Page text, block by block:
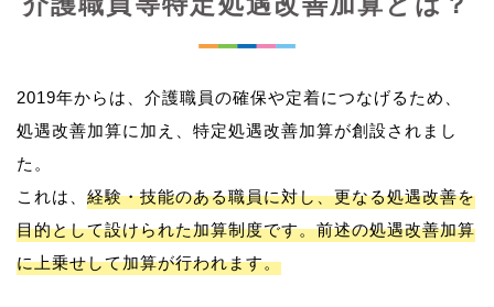
2019年からは、介護職員の確保や定着につなげるため、
処遇改善加算に加え、特定処遇改善加算が創設されまし
た。
これは、 経験・技能のある職員に対し、更なる処遇改善を
目的として設けられた加算制度です。前述の処遇改善加算
に上乗せして加算が行われます。